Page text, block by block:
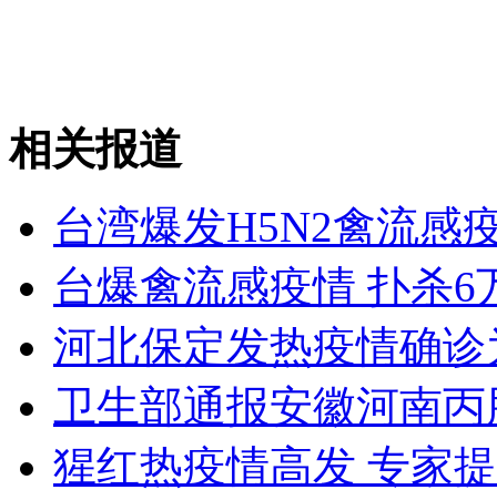
山西运城恶犬咬伤多人 警民合力深夜将其击毙
女孩北京地铁殴打老人 痛下狠手拳打脚踢
无痛分娩是否安全 医生回应
相关报道
台湾爆发H5N2禽流感
台爆禽流感疫情 扑杀6
河北保定发热疫情确
卫生部通报安徽河南
猩红热疫情高发 专家